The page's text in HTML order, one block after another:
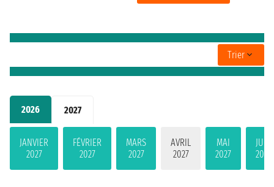
2026 2027
JANVIER
2027
FÉVRIER
2027
MARS
2027
AVRIL
2027
MAI
2027
JUIN
2027
Trier